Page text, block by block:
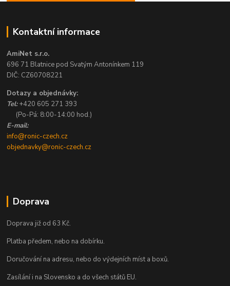
Kontaktní informace
AmiNet s.r.o.
696 71 Blatnice pod Svatým Antonínkem 119
DIČ: CZ60708221
Dotazy a objednávky:
Tel:+420 605 271 393
(Po-Pá: 8:00-14:00 hod.)
E-mail:
info@ronic-czech.cz
objednavky@ronic-czech.cz
Doprava
Doprava již od 63 Kč.
Platba předem, nebo na dobírku.
Doručování na adresu, nebo do výdejních míst a boxů.
Zasílání i na Slovensko a do všech států EU.